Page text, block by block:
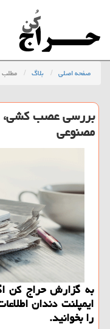
صفحه اصلی بلاگ مطلب
بررسی عصب كشی،
مصنوعی
به گزارش حراج كن
ایمپلنت دندان
را بخوانید.